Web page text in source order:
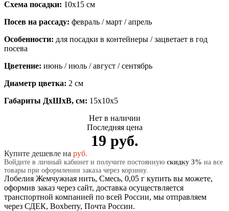
Схема посадки: 10х15 см
Посев на рассаду: февраль / март / апрель
Особенности: для посадки в контейнеры / зацветает в год
посева
Цветение: июнь / июль / август / сентябрь
Диаметр цветка: 2 см
Габариты ДхШхВ, см: 15x10x5
Нет в наличии
Последняя цена
19 руб.
Купите дешевле на руб.
Войдите в личный кабинет и получите постоянную скидку 3% на все
товары при оформлении заказа через корзину.
Лобелия Жемчужная нить, Смесь, 0,05 г купить вы можете,
оформив заказ через сайт, доставка осуществляется
транспортной компанией по всей России, мы отправляем
через СДЕК, Boxberry, Почта России.